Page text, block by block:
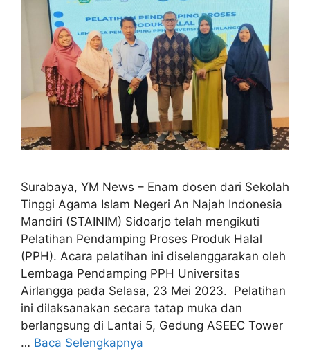
Surabaya, YM News – Enam dosen dari Sekolah
Tinggi Agama Islam Negeri An Najah Indonesia
Mandiri (STAINIM) Sidoarjo telah mengikuti
Pelatihan Pendamping Proses Produk Halal
(PPH). Acara pelatihan ini diselenggarakan oleh
Lembaga Pendamping PPH Universitas
Airlangga pada Selasa, 23 Mei 2023. Pelatihan
ini dilaksanakan secara tatap muka dan
berlangsung di Lantai 5, Gedung ASEEC Tower
… Baca Selengkapnya